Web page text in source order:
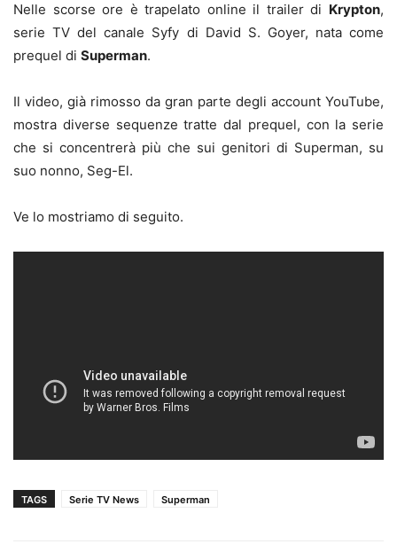
Nelle scorse ore è trapelato online il trailer di Krypton,
serie TV del canale Syfy di David S. Goyer, nata come
prequel di Superman.
Il video, già rimosso da gran parte degli account YouTube,
mostra diverse sequenze tratte dal prequel, con la serie
che si concentrerà più che sui genitori di Superman, su
suo nonno, Seg-El.
Ve lo mostriamo di seguito.
TAGS Serie TV News Superman